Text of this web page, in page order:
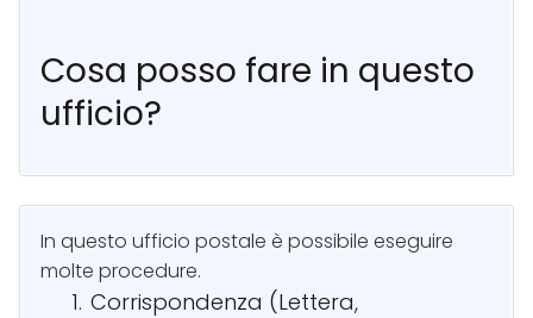
Cosa posso fare in questo
ufficio?
In questo ufficio postale è possibile eseguire
molte procedure.
Corrispondenza (Lettera,